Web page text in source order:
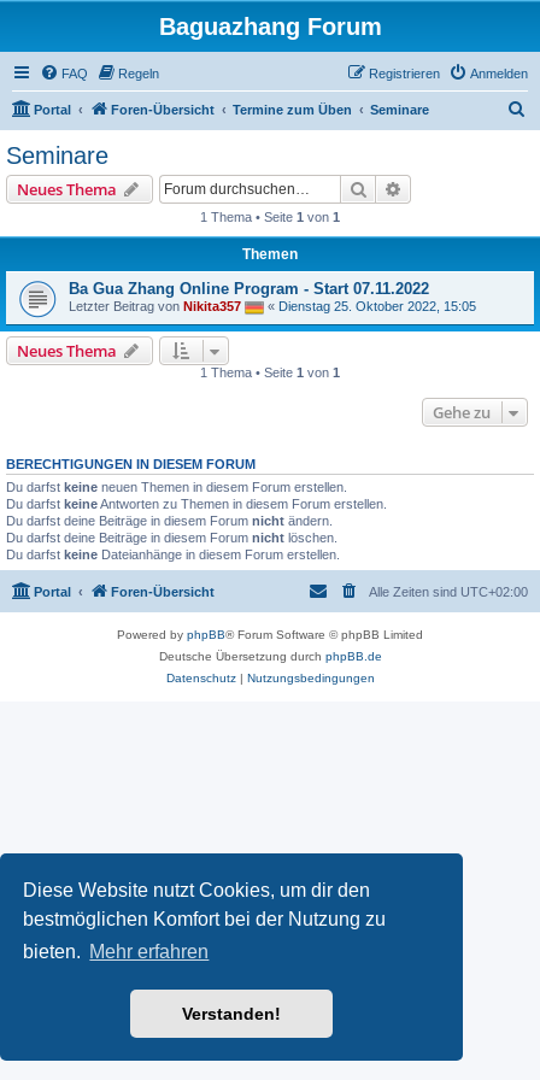
Diese Website nutzt Cookies, um dir den
bestmöglichen Komfort bei der Nutzung zu
bieten. Mehr erfahren
Verstanden!
Baguazhang Forum
FAQ Regeln Anmelden
Registrieren
Portal Foren-Übersicht Termine zum Üben Seminare
Seminare
Neues Thema Suche
1 Thema • Seite 1 von 1
Themen
Ba Gua Zhang Online Program - Start 07.11.2022
Letzter Beitrag von Nikita357 « Dienstag 25. Oktober 2022, 15:05
Neues Thema
1 Thema • Seite 1 von 1
Gehe zu
BERECHTIGUNGEN IN DIESEM FORUM
Du darfst keine neuen Themen in diesem Forum erstellen.
Du darfst keineAntworten zu Themen in diesem Forum erstellen.
Du darfst deine Beiträge in diesem Forum nicht ändern.
Du darfst deine Beiträge in diesem Forum nicht löschen.
Du darfst keine Dateianhänge in diesem Forum erstellen.
Portal Foren-Übersicht Alle Zeiten sind UTC+02:00
Powered by phpBB® Forum Software © phpBB Limited
Deutsche Übersetzung durch phpBB.de
Datenschutz| Nutzungsbedingungen